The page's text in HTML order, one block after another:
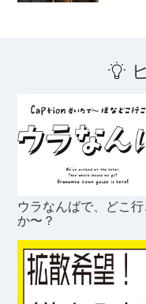
ウラなんばで、どこ行
か〜？